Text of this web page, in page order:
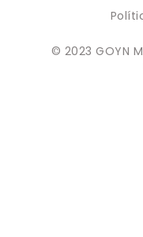
© 2023 GOYN